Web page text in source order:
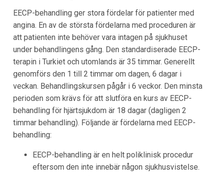
EECP-behandling ger stora fördelar för patienter med
angina. En av de största fördelarna med proceduren är
att patienten inte behöver vara intagen på sjukhuset
under behandlingens gång. Den standardiserade EECP-
terapin i Turkiet och utomlands är 35 timmar. Generellt
genomförs den 1 till 2 timmar om dagen, 6 dagar i
veckan. Behandlingskursen pågår i 6 veckor. Den minsta
perioden som krävs för att slutföra en kurs av EECP-
behandling för hjärtsjukdom är 18 dagar (dagligen 2
timmar behandling). Följande är fördelarna med EECP-
behandling:
EECP-behandling är en helt poliklinisk procedur
eftersom den inte innebär någon sjukhusvistelse.